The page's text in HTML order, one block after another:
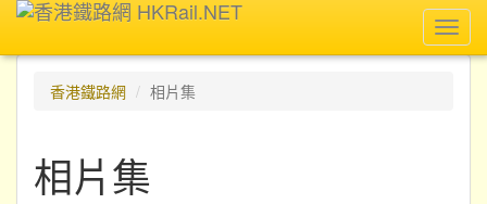
香港鐵路網
相片集
相片集